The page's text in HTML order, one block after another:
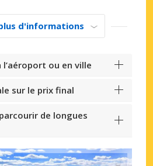
d'informations
ou en ville
sur le prix final
de longues